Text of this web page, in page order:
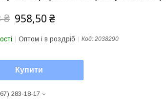
₴ 958,50 ₴
Оптом і в роздріб Код: 2038290
Купити
283-18-17